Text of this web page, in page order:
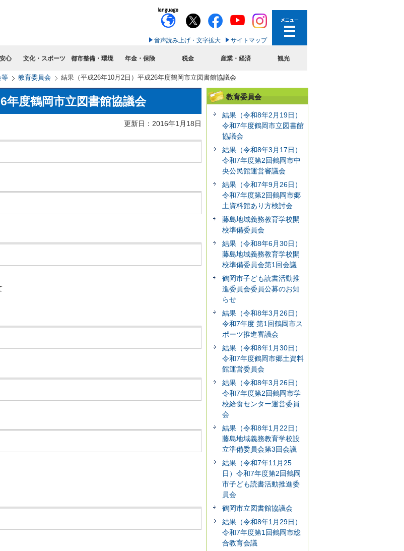
音声読み上げ・文字拡大 サイトマップ
心 文化・スポーツ 都市整備・環境 年金・保険 税金 産業・経済 観光
等 教育委員会 結果（平成26年10月2日）平成26年度鶴岡市立図書館協議会
年度鶴岡市立図書館協議会
更新日：2016年1月18日
教育委員会
結果（令和8年2月19日）
令和7年度鶴岡市立図書館
協議会
結果（令和8年3月17日）
令和7年度第2回鶴岡市中
央公民館運営審議会
結果（令和7年9月26日）
令和7年度第2回鶴岡市郷
土資料館あり方検討会
藤島地域義務教育学校開
校準備委員会
結果（令和8年6月30日）
藤島地域義務教育学校開
校準備委員会第1回会議
鶴岡市子ども読書活動推
進委員会委員公募のお知
らせ
結果（令和8年3月26日）
令和7年度 第1回鶴岡市ス
ポーツ推進審議会
結果（令和8年1月30日）
令和7年度鶴岡市郷土資料
館運営委員会
結果（令和8年3月26日）
令和7年度第2回鶴岡市学
校給食センター運営委員
会
結果（令和8年1月22日）
藤島地域義務教育学校設
立準備委員会第3回会議
結果（令和7年11月25
日）令和7年度第2回鶴岡
市子ども読書活動推進委
員会
鶴岡市立図書館協議会
結果（令和8年1月29日）
令和7年度第1回鶴岡市総
合教育会議